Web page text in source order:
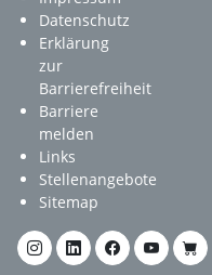
Datenschutz
Erklärung
zur
Barrierefreiheit
Barriere
melden
Links
Stellenangebote
Sitemap